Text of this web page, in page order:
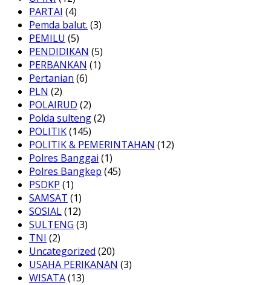
PARTAI (4)
Pemda balut. (3)
PEMILU (5)
PENDIDIKAN (5)
PERBANKAN (1)
Pertanian (6)
PLN (2)
POLAIRUD (2)
Polda sulteng(2)
POLITIK(145)
POLITIK & PEMERINTAHAN (12)
Polres Banggai (1)
Polres Bangkep (45)
PSDKP (1)
SAMSAT (1)
SOSIAL(12)
SULTENG (3)
TNI (2)
Uncategorized (20)
USAHA PERIKANAN (3)
WISATA(13)